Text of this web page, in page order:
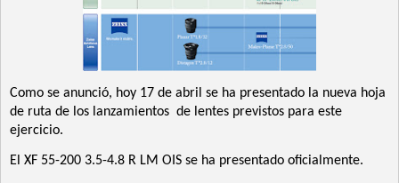
Como se anunció, hoy 17 de abril se ha presentado la nueva hoja
de ruta de los lanzamientos de lentes previstos para este
ejercicio.
El XF 55-200 3.5-4.8 R LM OIS se ha presentado oficialmente.